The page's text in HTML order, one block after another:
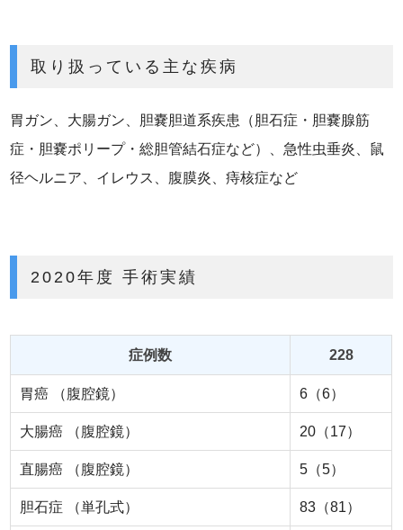
取り扱っている主な疾病
胃ガン、大腸ガン、胆嚢胆道系疾患（胆石症・胆嚢腺筋
症・胆嚢ポリープ・総胆管結石症など）、急性虫垂炎、鼠
径ヘルニア、イレウス、腹膜炎、痔核症など
2020年度 手術実績
症例数 228
胃癌 （腹腔鏡） 6（6）
大腸癌 （腹腔鏡） 20（17）
直腸癌 （腹腔鏡） 5（5）
胆石症 （単孔式） 83（81）